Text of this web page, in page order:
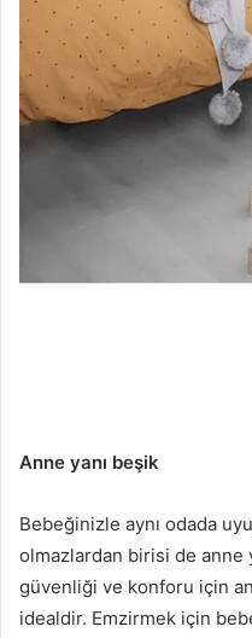
Anne yanı beşik
Bebeğinizle aynı odada
olmazlardan birisi de anne
güvenliği ve konforu için
idealdir. Emzirmek için